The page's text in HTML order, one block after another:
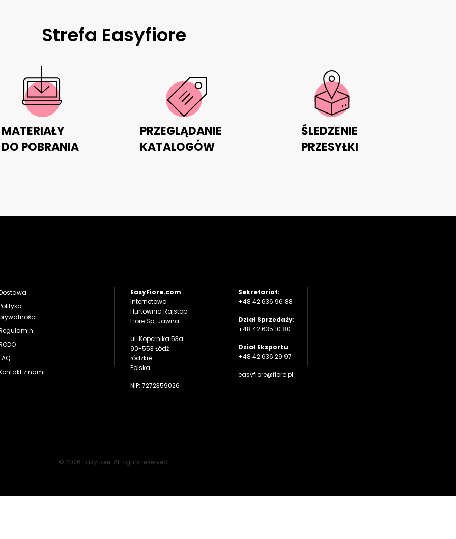
Strefa Easyfiore
MATERIAŁY
DO POBRANIA
PRZEGLĄDANIE
KATALOGÓW
ŚLEDZENIE
PRZESYŁKI
z nami
EasyFiore.com
Internetowa
Hurtownia Rajstop
Fiore Sp. Jawna
ul. Kopernika 53a
90-553 Łódź
łódzkie
Polska
NIP: 7272359026
Sekretariat:
+48 42 636 96 88
Dział Sprzedaży:
+48 42 635 10 80
Dział Eksportu
+48 42 636 29 97
easyfiore@fiore.pl
© 2026 Easyfiore. All rights reserved.